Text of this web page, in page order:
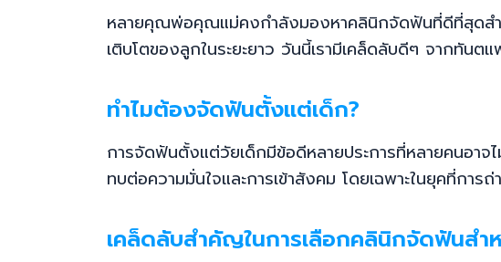
หลายคุณพ่อคุณแม่คงกำลังมองหาคลินิกจัดฟันที่ดีที่สุดสำ
เติบโตของลูกในระยะยาว วันนี้เรามีเคล็ดลับดีๆ จากทัน
ทำไมต้องจัดฟันตั้งแต่เด็ก?
การจัดฟันตั้งแต่วัยเด็กมีข้อดีหลายประการที่หลายคนอ
ทบต่อความมั่นใจและการเข้าสังคม โดยเฉพาะในยุคที่กา
เคล็ดลับสำคัญในการเลือกคลินิกจัดฟันสำ